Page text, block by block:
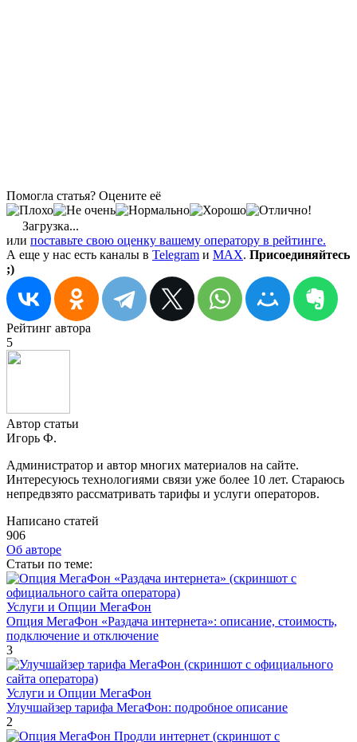
Помогла статья? Оцените её
Загрузка...
или поставьте свою оценку вашему оператору в рейтинге.
А еще у нас есть каналы в Telegram и MAX. Присоединяйтесь
;)
Рейтинг автора
5
Автор статьи
Игорь Ф.
Администратор и автор многих материалов на сайте.
Интересуюсь технологиями связи уже более 10 лет. Стараюсь
непредвзято рассматривать тарифы и услуги операторов.
Написано статей
906
Об авторе
Cтатьи по теме:
Услуги и Опции МегаФон
Опция МегаФон «Раздача интернета»: описание, стоимость,
подключение и отключение
3
Услуги и Опции МегаФон
Улучшайзер тарифа МегаФон: подробное описание
2